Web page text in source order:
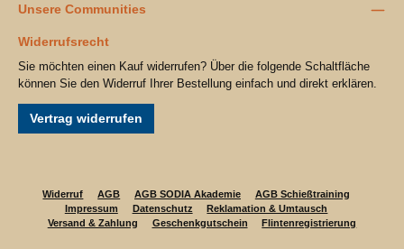
Unsere Communities
Widerrufsrecht
Sie möchten einen Kauf widerrufen? Über die folgende Schaltfläche
können Sie den Widerruf Ihrer Bestellung einfach und direkt erklären.
Vertrag widerrufen
Widerruf AGB AGB SODIA Akademie
AGB Schießtraining
Impressum
Datenschutz
Reklamation & Umtausch
Versand & Zahlung
Geschenkgutschein Flintenregistrierung